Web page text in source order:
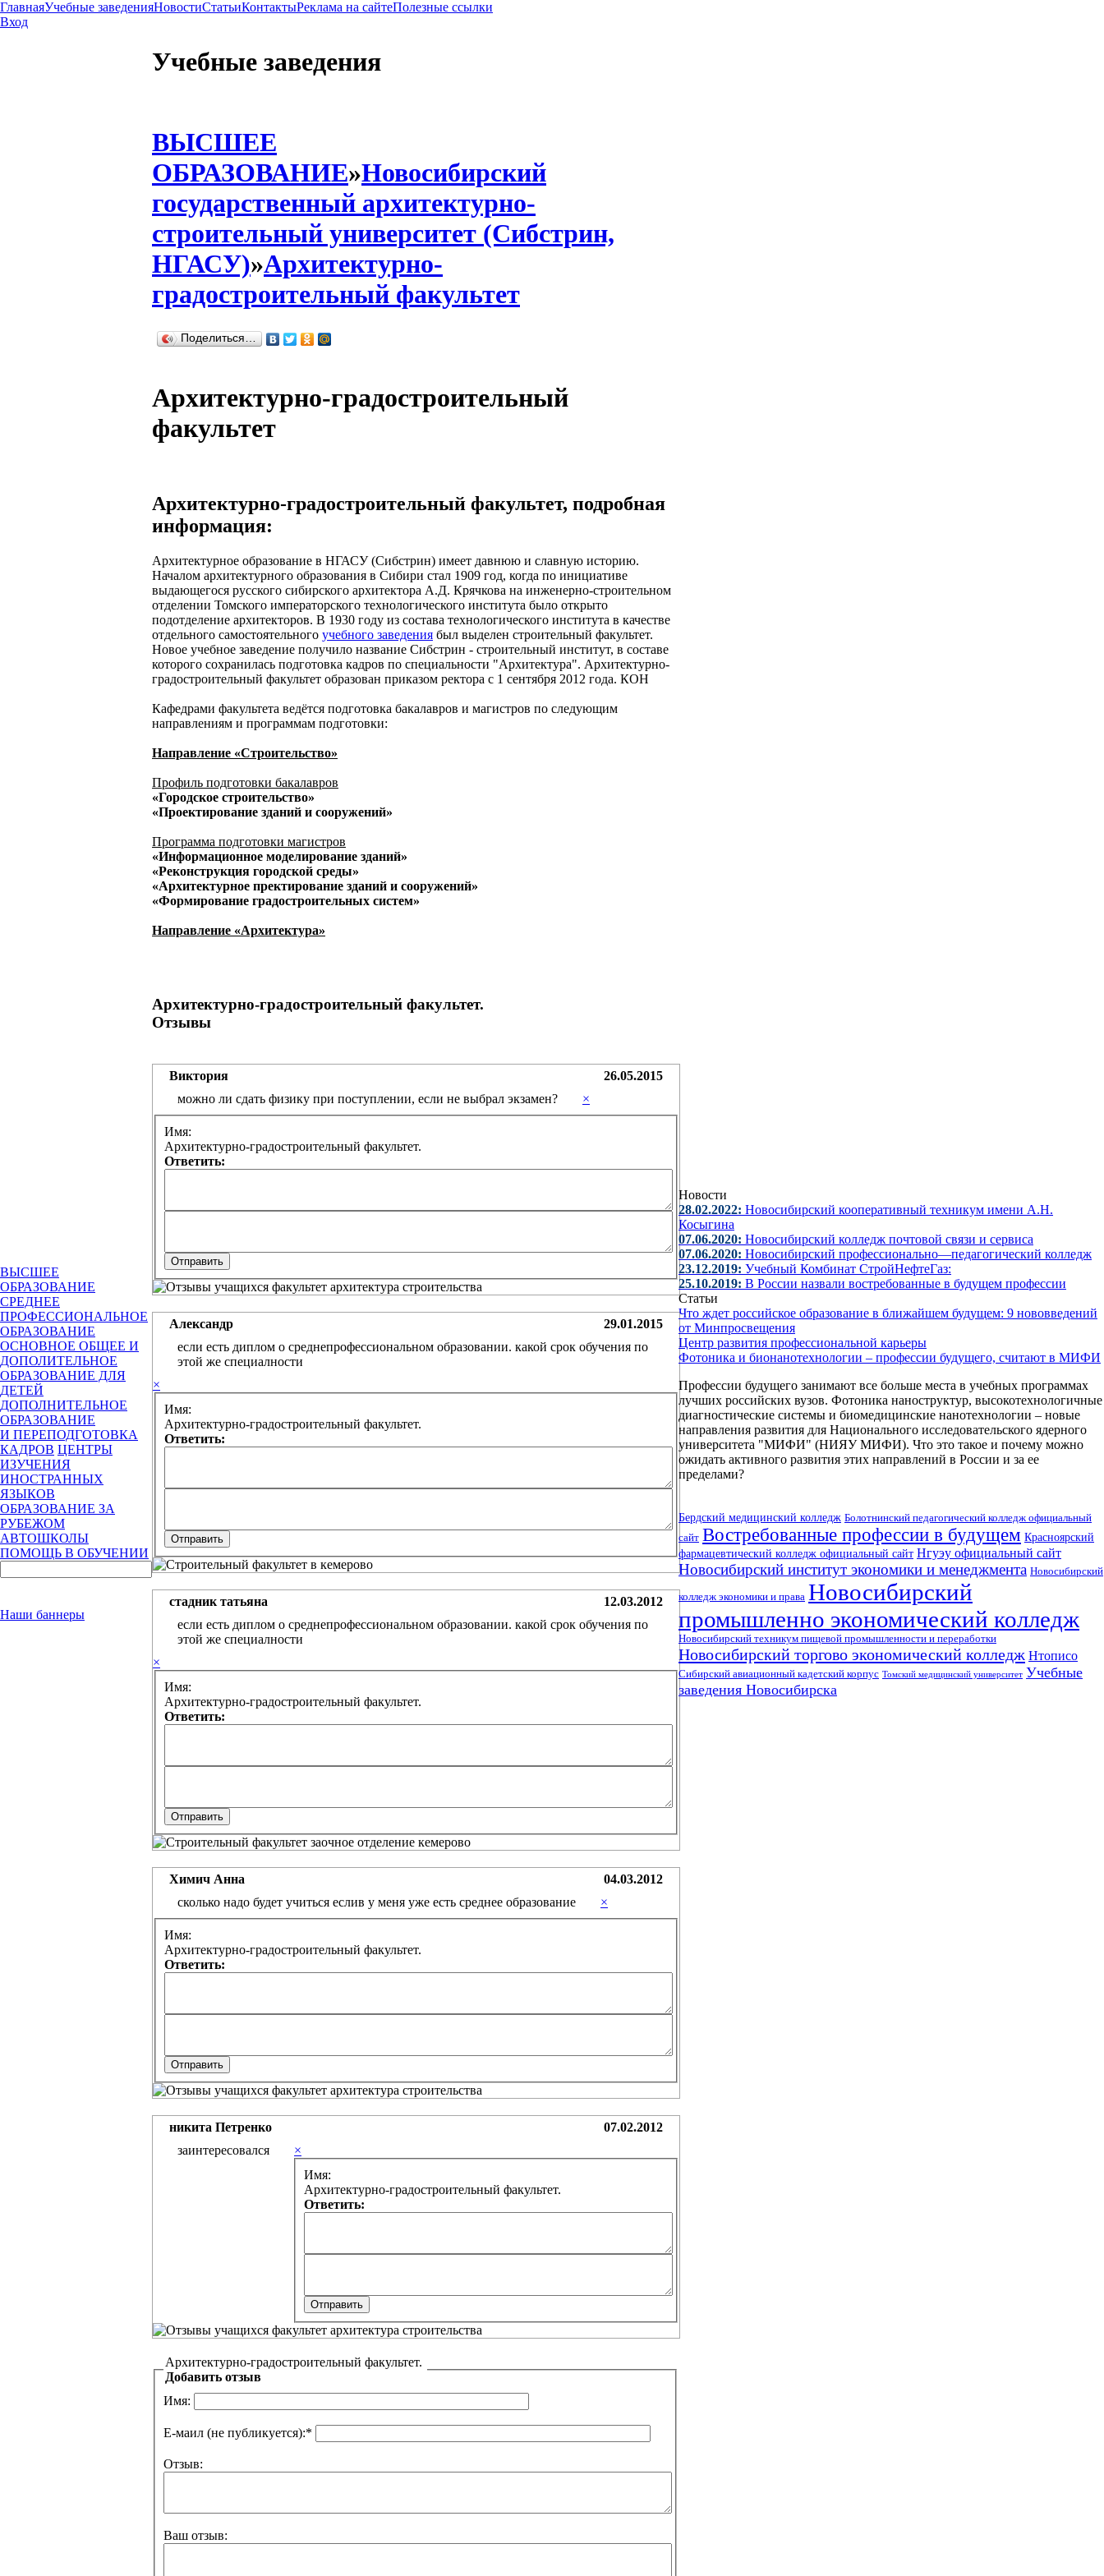
ГлавнаяУчебные заведенияНовостиСтатьиКонтактыРеклама на сайтеПолезные ссылки
Вход
ВЫСШЕЕ
ОБРАЗОВАНИЕ
СРЕДНЕЕ
ПРОФЕССИОНАЛЬНОЕ
ОБРАЗОВАНИЕ
ОСНОВНОЕ ОБЩЕЕ И
ДОПОЛИТЕЛЬНОЕ
ОБРАЗОВАНИЕ ДЛЯ
ДЕТЕЙ
ДОПОЛНИТЕЛЬНОЕ
ОБРАЗОВАНИЕ
И ПЕРЕПОДГОТОВКА
КАДРОВ ЦЕНТРЫ
ИЗУЧЕНИЯ
ИНОСТРАННЫХ
ЯЗЫКОВ
ОБРАЗОВАНИЕ ЗА
РУБЕЖОМ
АВТОШКОЛЫ
ПОМОЩЬ В ОБУЧЕНИИ
Наши баннеры
Учебные заведения
ВЫСШЕЕ
ОБРАЗОВАНИЕ»Новосибирский
государственный архитектурно-
строительный университет (Сибстрин,
НГАСУ)»Архитектурно-
градостроительный факультет
Поделиться…
Архитектурно-градостроительный
факультет
Архитектурно-градостроительный факультет, подробная
информация:
Архитектурное образование в НГАСУ (Сибстрин) имеет давнюю и славную историю.
Началом архитектурного образования в Сибири стал 1909 год, когда по инициативе
выдающегося русского сибирского архитектора А.Д. Крячкова на инженерно-строительном
отделении Томского императорского технологического института было открыто
подотделение архитекторов. В 1930 году из состава технологического института в качестве
отдельного самостоятельного учебного заведения был выделен строительный факультет.
Новое учебное заведение получило название Сибстрин - строительный институт, в составе
которого сохранилась подготовка кадров по специальности "Архитектура". Архитектурно-
градостроительный факультет образован приказом ректора с 1 сентября 2012 года. КОН
Кафедрами факультета ведётся подготовка бакалавров и магистров по следующим
направлениям и программам подготовки:
Направление «Строительство»
Профиль подготовки бакалавров
«Городское строительство»
«Проектирование зданий и сооружений»
Программа подготовки магистров
«Информационное моделирование зданий»
«Реконструкция городской среды»
«Архитектурное пректирование зданий и сооружений»
«Формирование градостроительных систем»
Направление «Архитектура»
Архитектурно-градостроительный факультет.
Отзывы
Виктория
26.05.2015
можно ли сдать физику при поступлении, если не выбрал экзамен?
×
Имя:
Архитектурно-градостроительный факультет.
Ответить:
Александр
29.01.2015
если есть диплом о среднепрофессиональном образовании. какой срок обучения по
этой же специалности
×
Имя:
Архитектурно-градостроительный факультет.
Ответить:
стадник татьяна
12.03.2012
если есть диплом о среднепрофессиональном образовании. какой срок обучения по
этой же специалности
×
Имя:
Архитектурно-градостроительный факультет.
Ответить:
Химич Анна
04.03.2012
сколько надо будет учиться еслив у меня уже есть среднее образование
×
Имя:
Архитектурно-градостроительный факультет.
Ответить:
никита Петренко
07.02.2012
заинтересовался
×
Имя:
Архитектурно-градостроительный факультет.
Ответить:
Архитектурно-градостроительный факультет.
Добавить отзыв
Имя:
Е-маил (не публикуется):*
Отзыв:
Ваш отзыв:
Новости
28.02.2022: Новосибирский кооперативный техникум имени А.Н.
Косыгина
07.06.2020: Новосибирский колледж почтовой связи и сервиса
07.06.2020: Новосибирский профессионально—педагогический колледж
23.12.2019: Учебный Комбинат СтройНефтеГаз:
25.10.2019: В России назвали востребованные в будущем профессии
Статьи
Что ждет российское образование в ближайшем будущем: 9 нововведений
от Минпросвещения
Центр развития профессиональной карьеры
Фотоника и бионанотехнологии – профессии будущего, считают в МИФИ
Профессии будущего занимают все больше места в учебных программах
лучших российских вузов. Фотоника наноструктур, высокотехнологичные
диагностические системы и биомедицинские нанотехнологии – новые
направления развития для Национального исследовательского ядерного
университета "МИФИ" (НИЯУ МИФИ). Что это такое и почему можно
ожидать активного развития этих направлений в России и за ее
пределами?
Бердский медицинский колледж Болотнинский педагогический колледж официальный
сайт Востребованные профессии в будущем Красноярский
фармацевтический колледж официальный сайт Нгуэу официальный сайт
Новосибирский институт экономики и менеджмента Новосибирский
колледж экономики и права Новосибирский
промышленно экономический колледж
Новосибирский техникум пищевой промышленности и переработки
Новосибирский торгово экономический колледж Нтописо
Сибирский авиационный кадетский корпус Томский медицинский университет Учебные
заведения Новосибирска